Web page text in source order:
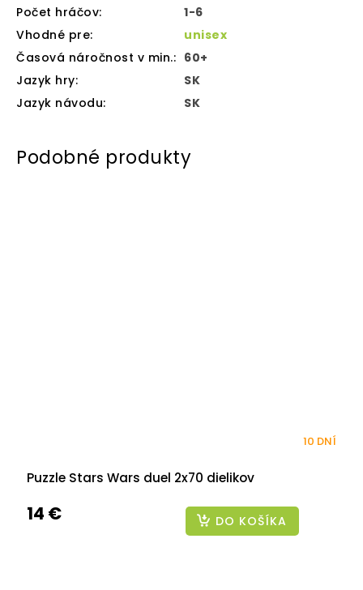
Počet hráčov:
1-6
Vhodné pre:
unisex
Časová náročnost v min.: 60+
Jazyk hry:
SK
Jazyk návodu: SK
Puzzle Stars Wars duel 2x70 dielikov
10 DNÍ
14 € DO KOŠÍKA